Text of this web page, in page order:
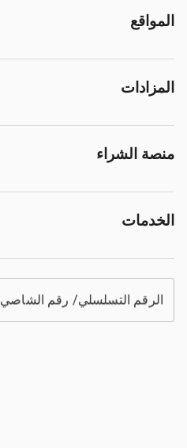
المواقع
المزادات
منصة الشراء
الخدمات
الرقم التسلسلي/ رقم الشاصي